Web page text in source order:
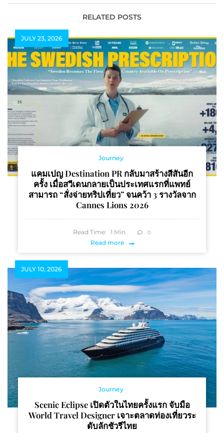
สมาชิก The 1 เท่านั้น
Lavender & Calendula
Hand Care Collection
RELATED POSTS
JULY 23, 2026
Journey
แคมเปญ Destination PR กลับมาสร้างสีสันอีก
ครั้ง เมื่อสวีเดนกลายเป็นประเทศแรกที่แพทย์
สามารถ “สั่งจ่ายทริปเที่ยว” จนคว้า 3 รางวัลจาก
Cannes Lions 2026
Read Time: 1 Min 0
Read more
JULY 10, 2026
Journey
Scenic Eclipse เปิดตัวในไทยครั้งแรก จับมือ
World Travel Designer เจาะตลาดท่องเที่ยวระ
ดับลักชัวรีไทย